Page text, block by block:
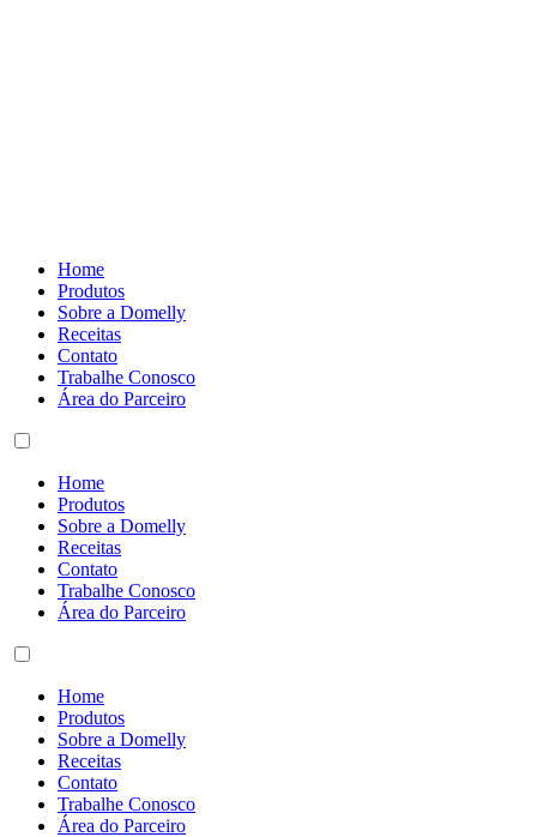
Home
Produtos
Sobre a Domelly
Receitas
Contato
Trabalhe Conosco
Área do Parceiro
Home
Produtos
Sobre a Domelly
Receitas
Contato
Trabalhe Conosco
Área do Parceiro
Home
Produtos
Sobre a Domelly
Receitas
Contato
Trabalhe Conosco
Área do Parceiro